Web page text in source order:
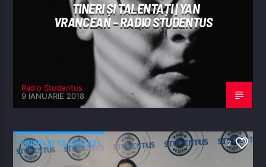
TINERI ȘI TALENTAȚI | YAN
VRANCEAN – RADIO STUDENTUS
Radio Studentus
9 IANUARIE 2018
TINERI ȘI TALENTAȚI 2